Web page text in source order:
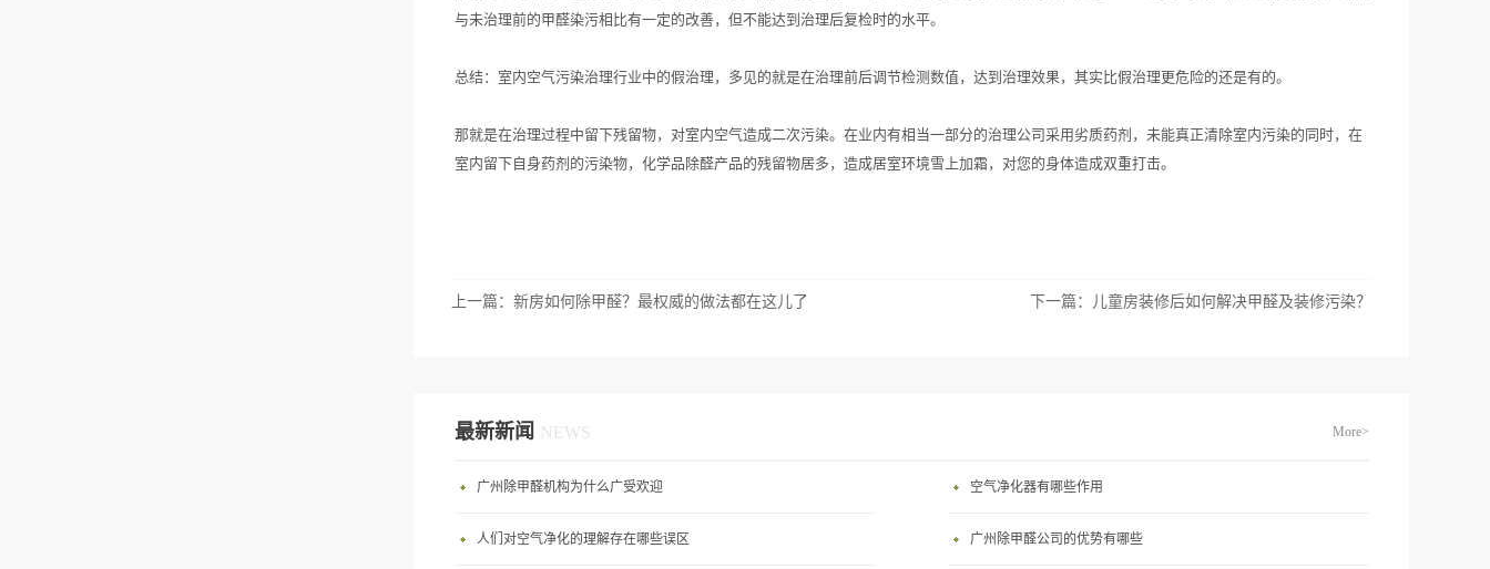
与未治理前的甲醛染污相比有一定的改善，但不能达到治理后复检时的水平。
总结：室内空气污染治理行业中的假治理，多见的就是在治理前后调节检测数值，达到治理效果，其实比假治理更危险的还是有的。
那就是在治理过程中留下残留物，对室内空气造成二次污染。在业内有相当一部分的治理公司采用劣质药剂，未能真正清除室内污染的同时，在
室内留下自身药剂的污染物，化学品除醛产品的残留物居多，造成居室环境雪上加霜，对您的身体造成双重打击。
上一篇： 新房如何除甲醛？最权威的做法都在这儿了 下一篇： 儿童房装修后如何解决甲醛及装修污染？
最新新闻 NEWS More>
广州除甲醛机构为什么广受欢迎 空气净化器有哪些作用
人们对空气净化的理解存在哪些误区 广州除甲醛公司的优势有哪些